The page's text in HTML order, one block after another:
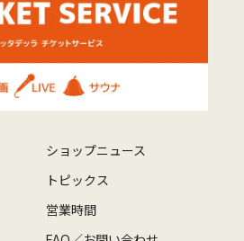
ショップニュース
トピックス
営業時間